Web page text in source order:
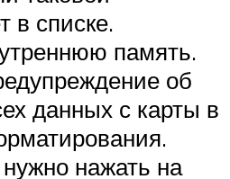
в списке.
память.
об
данных с карты в
нажать на